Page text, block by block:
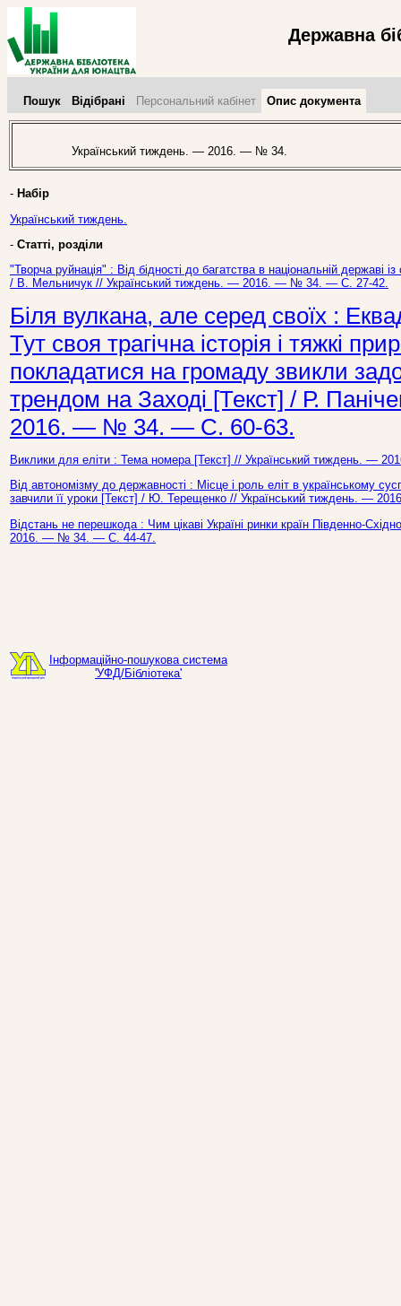
Державна
Пошук Відібрані Персональний кабінет Опис документа
Український тиждень. — 2016. — № 34.
- Набір
Український тиждень.
- Статті, розділи
"Творча руйнація" : Від бідності до багатства в національній державі
/ В. Мельничук // Український тиждень. — 2016. — № 34. — С. 27-42.
Біля вулкана, але серед своїх :
Тут своя трагічна історія і тяжкі
покладатися на громаду звикли
трендом на Заході [Текст] / Р.
2016. — № 34. — С. 60-63.
Виклики для еліти : Тема номера [Текст] // Український тиждень. —
Від автономізму до державності : Місце і роль еліт в українському
завчили її уроки [Текст] / Ю. Терещенко // Український тиждень. —
Відстань не перешкода : Чим цікаві Україні ринки країн Південно-
2016. — № 34. — С. 44-47.
Інформаційно-пошукова система
'УФД/Бібліотека'